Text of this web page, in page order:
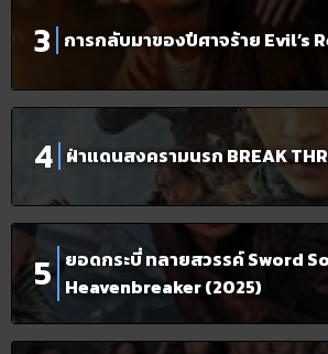
การกลับมาของปีศาจร้าย Evil’s
ฝ่าแดนสงครามนรก BREAK
ยอดกระบี่ ทลายสวรรค์ Sword
Heavenbreaker (2025)